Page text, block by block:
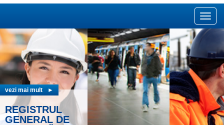
vezi mai mult ►
vezi mai mult